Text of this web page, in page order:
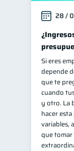
28 /
Si eres
depende
que te
cuando
y otro. La
hacer
variables,
que